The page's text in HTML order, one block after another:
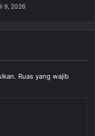
9, 2026
Ruas yang wajib